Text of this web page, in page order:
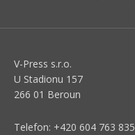
V-Press s.r.o.
U Stadionu 157
266 01 Beroun
Telefon: +420 604 763 835